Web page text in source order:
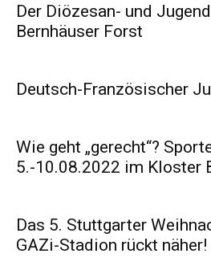
Der Diözesan- und
Bernhäuser Forst
Deutsch-Französischer
Wie geht „gerecht“?
5.-10.08.2022 im Kloster
Das 5. Stuttgarter
GAZi-Stadion rückt näher!